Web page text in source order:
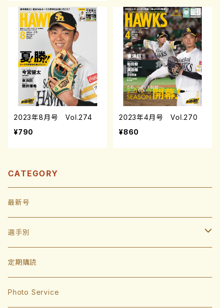
2023年8月号 Vol.274
¥790
2023年4月号 Vol.270
¥860
CATEGORY
最新号
選手別
投手
東浜巨
捕手
定期購読
Photo Service